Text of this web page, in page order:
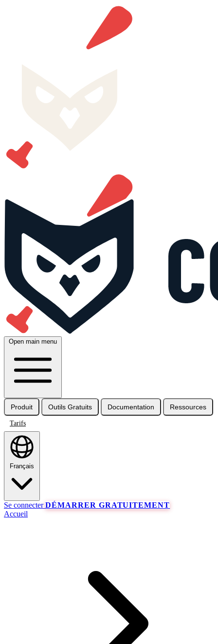
Open main menu
Produit Outils Gratuits Documentation Ressources
Tarifs
Français
Se connecterDÉMARRER GRATUITEMENT
Accueil